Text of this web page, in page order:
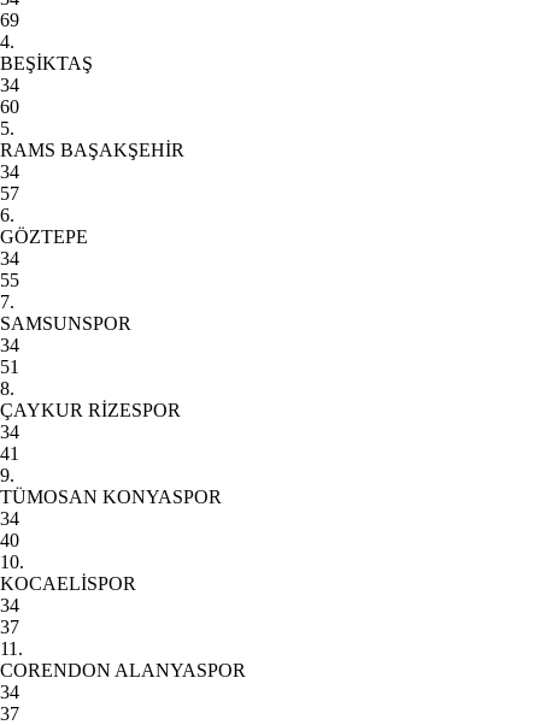
69
4.
BEŞİKTAŞ
34
60
5.
RAMS BAŞAKŞEHİR
34
57
6.
GÖZTEPE
34
55
7.
SAMSUNSPOR
34
51
8.
ÇAYKUR RİZESPOR
34
41
9.
TÜMOSAN KONYASPOR
34
40
10.
KOCAELİSPOR
34
37
11.
CORENDON ALANYASPOR
34
37